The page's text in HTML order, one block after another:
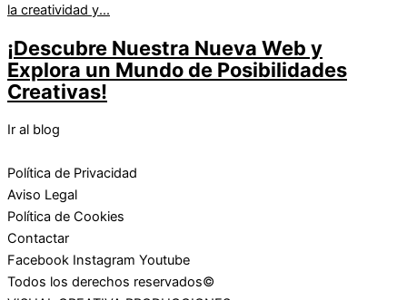
la creatividad y...
¡Descubre Nuestra Nueva Web y
Explora un Mundo de Posibilidades
Creativas!
Ir al blog
Política de Privacidad
Aviso Legal
Política de Cookies
Contactar
Facebook Instagram Youtube
Todos los derechos reservados©